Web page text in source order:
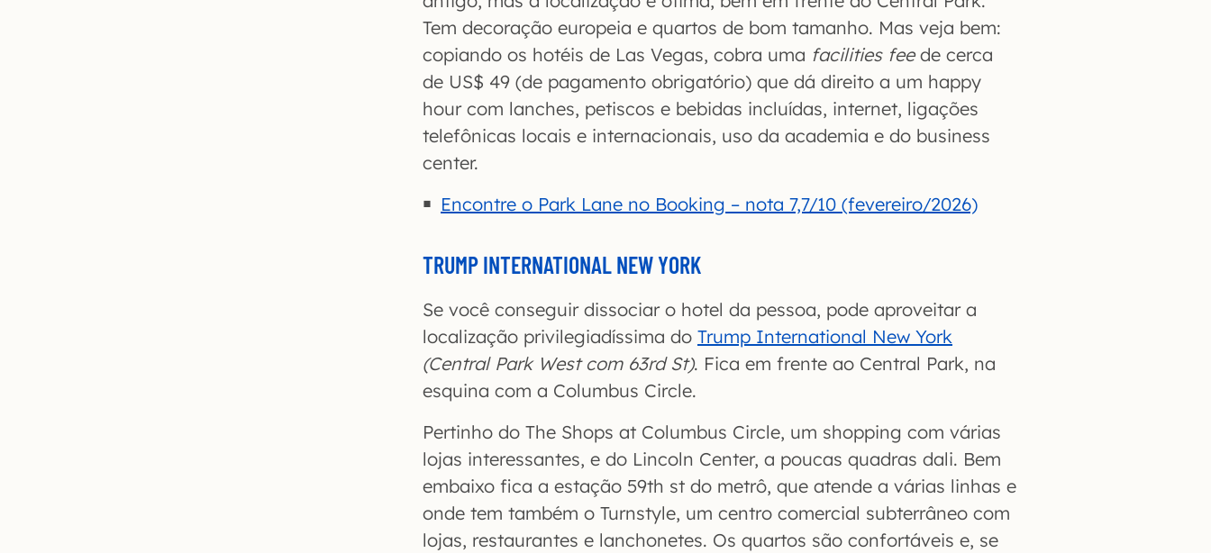
Tem decoração europeia e quartos de bom tamanho. Mas veja bem:
copiando os hotéis de Las Vegas, cobra uma facilities feede cerca
de US$ 49 (de pagamento obrigatório) que dá direito a um happy
hour com lanches, petiscos e bebidas incluídas, internet, ligações
telefônicas locais e internacionais, uso da academia e do business
center.
Encontre o Park Lane no Booking – nota 7,7/10 (fevereiro/2026)
TRUMP INTERNATIONAL NEW YORK
Se você conseguir dissociar o hotel da pessoa, pode aproveitar a
localização privilegiadíssima do Trump International New York
(Central Park West com 63rd St). Fica em frente ao Central Park, na
esquina com a Columbus Circle.
Pertinho do The Shops at Columbus Circle, um shopping com várias
lojas interessantes, e do Lincoln Center, a poucas quadras dali. Bem
embaixo fica a estação 59th st do metrô, que atende a várias linhas e
onde tem também o Turnstyle, um centro comercial subterrâneo com
lojas, restaurantes e lanchonetes. Os quartos são confortáveis e, se